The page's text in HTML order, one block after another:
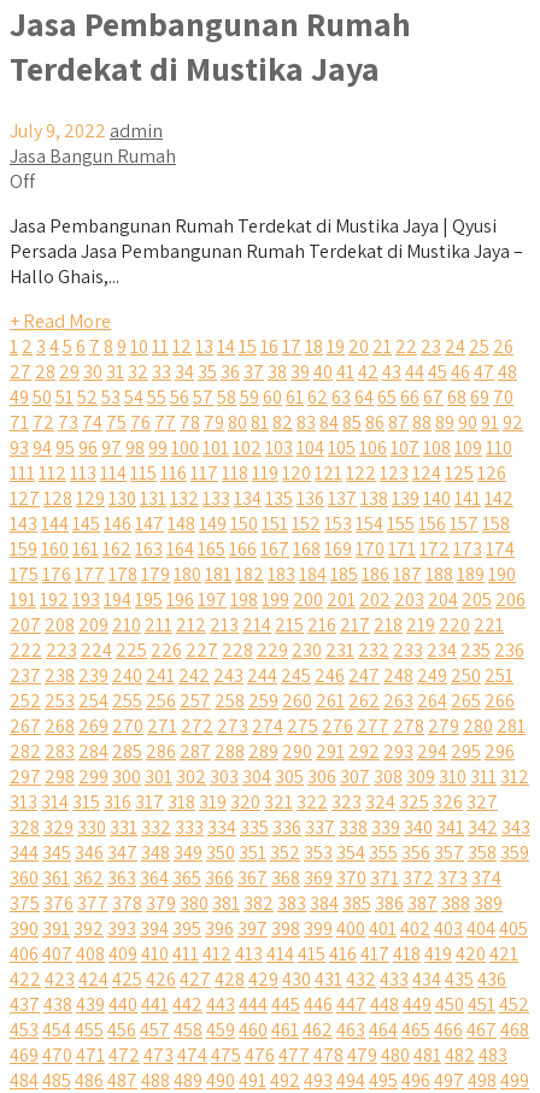
Jasa Pembangunan Rumah
Terdekat di Mustika Jaya
July 9, 2022 admin
Jasa Bangun Rumah
Off
Jasa Pembangunan Rumah Terdekat di Mustika Jaya | Qyusi
Persada Jasa Pembangunan Rumah Terdekat di Mustika Jaya –
Hallo Ghais,...
+ Read More
12 3456 78910111213141516171819 20 2122 23 2425 26
27 28 29 30 3132 33 3435 36 37 38 39404142434445464748
495051525354555657585960616263646566676869 70
7172 73 7475 76 77 78 7980818283848586878889909192
93949596979899100101102103104105106107108109110
111112113114115116117118119120121122123124125126
127128129130131132133134135136137138139140141142
143144145146147148149150151152153154155156157158
159160161162163164165166167168169170171172173174
175176177178179180181182183184185186187188189190
191192193194195196197198199 200 201202 203 204205 206
207 208 209 210 211212 213 214215 216 217 218 219 220 221
222 223 224225 226 227 228 229 230 231232 233 234235 236
237 238 239 240 241242 243 244245 246 247 248 249 250 251
252 253 254255 256 257 258 259 260 261262 263 264265 266
267 268 269 270 271272 273 274275 276 277 278 279 280 281
282 283 284285 286 287 288 289 290 291292 293 294295 296
297 298 299 300 301302 303 304305 306 307 308 309 310 311312
313 314315 316 317 318 319 320 321322 323 324325 326 327
328 329 330 331332 333 334335 336 337 338 339 340 341342 343
344345 346 347 348 349 350 351352 353 354355 356 357 358 359
360 361362 363 364365 366 367 368 369 370 371372 373 374
375 376 377 378 379 380 381382 383 384385 386 387 388 389
390 391392 393 394395 396 397 398 399400401402403404405
406407408409410411412413414415416417418419420421
422423424425426427428429430431432433434435436
437438439440441442443444445446447448449450451452
453454455456457458459460461462463464465466467468
469470471472473474475476477478479480481482483
484485486487488489490491492493494495496497498499